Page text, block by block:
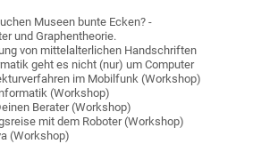
Museen bunte Ecken? -
und Graphentheorie.
von mittelalterlichen Handschriften
geht es nicht (nur) um Computer
im Mobilfunk (Workshop)
(Workshop)
Berater (Workshop)
mit dem Roboter (Workshop)
(Workshop)